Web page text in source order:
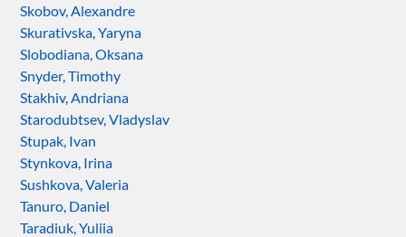
Skobov, Alexandre
Skurativska, Yaryna
Slobodiana, Oksana
Snyder, Timothy
Stakhiv, Andriana
Starodubtsev, Vladyslav
Stupak, Ivan
Stynkova, Irina
Sushkova, Valeria
Tanuro, Daniel
Taradiuk, Yuliia